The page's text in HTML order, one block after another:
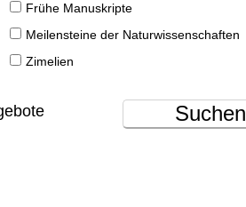
Frühe Manuskripte
Meilensteine der Naturwissenschaften
Zimelien
Suchen